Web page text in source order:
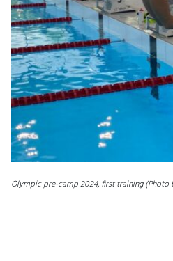
Olympic pre-camp 2024, first training (Photo